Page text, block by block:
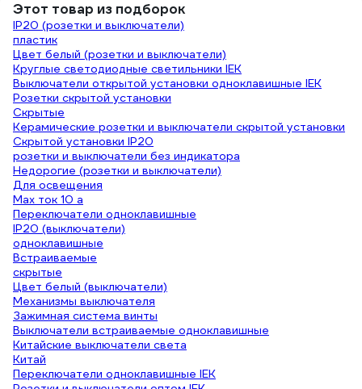
Этот товар из подборок
IP20 (розетки и выключатели)
пластик
Цвет белый (розетки и выключатели)
Круглые светодиодные светильники IEK
Выключатели открытой установки одноклавишные IEK
Розетки скрытой установки
Скрытые
Керамические розетки и выключатели скрытой установки
Скрытой установки IP20
розетки и выключатели без индикатора
Недорогие (розетки и выключатели)
Для освещения
Max ток 10 а
Переключатели одноклавишные
IP20 (выключатели)
одноклавишные
Встраиваемые
скрытые
Цвет белый (выключатели)
Механизмы выключателя
Зажимная система винты
Выключатели встраиваемые одноклавишные
Китайские выключатели света
Китай
Переключатели одноклавишные IEK